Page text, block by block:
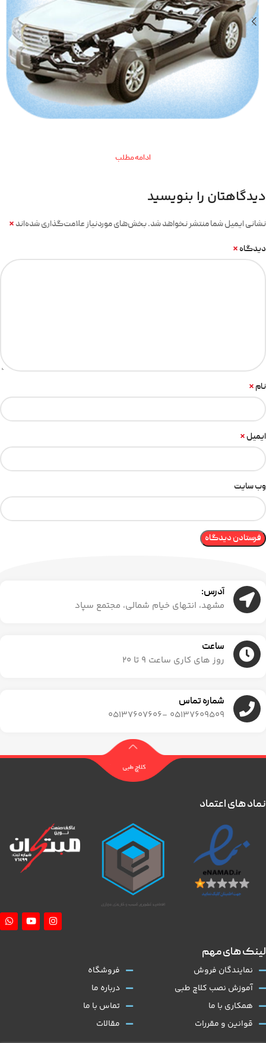
ادامه مطلب
دیدگاهتان را بنویسید
نشانی ایمیل شما منتشر نخواهد شد.بخش‌های موردنیاز علامت‌گذاری شده‌اند *
دیدگاه *
نام *
ایمیل *
وب‌ سایت
آدرس:
مشهد، انتهای خیام شمالی، مجتمع سپاد
ساعت
روز های کاری ساعت ۹ تا ۲۰
شماره تماس
05137609509 -05137607606
لینک های مهم
نمایندگان فروش
آموزش نصب کلاچ طبی
همکاری با ما
قوانین و مقررات
فروشگاه
درباره ما
تماس با ما
مقالات
نماد های اعتماد